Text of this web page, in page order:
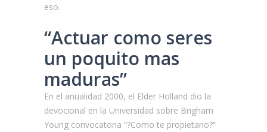
eso.
“Actuar como seres
un poquito mas
maduras”
En el anualidad 2000, el Elder Holland dio la
devocional en la Universidad sobre Brigham
Young convocatoria “?Como te propietario?”